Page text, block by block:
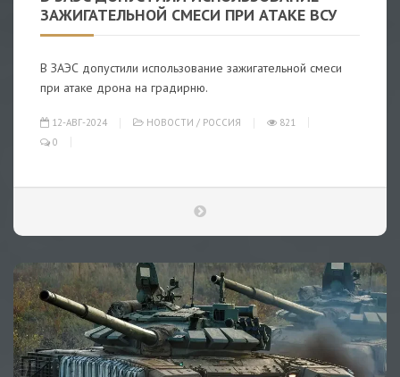
ЗАЖИГАТЕЛЬНОЙ СМЕСИ ПРИ АТАКЕ ВСУ
В ЗАЭС допустили использование зажигательной смеси
при атаке дрона на градирню.
12-АВГ-2024 НОВОСТИ / РОССИЯ
821
0